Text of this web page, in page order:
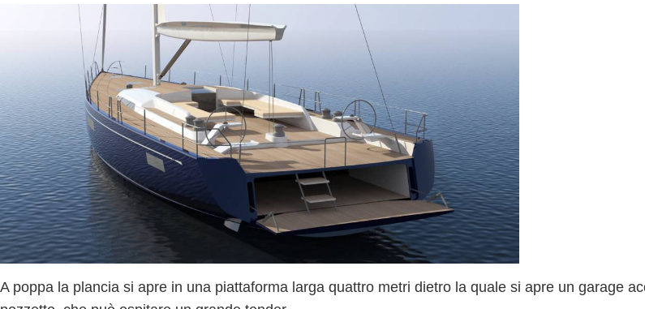
A poppa la plancia si apre in una piattaforma larga quattro metri dietro la quale si apre un garage